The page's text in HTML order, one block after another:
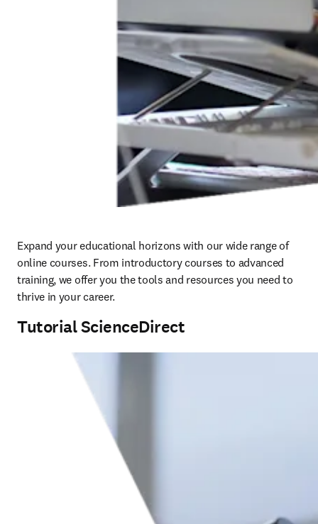
Expand your educational horizons with our wide range of
online courses. From introductory courses to advanced
training, we offer you the tools and resources you need to
thrive in your career.
Tutorial ScienceDirect